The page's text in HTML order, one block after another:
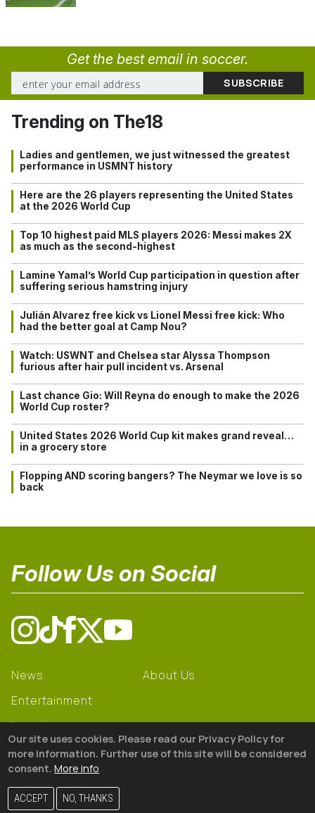
Get the best email in soccer.
Trending on The18
Ladies and gentlemen, we just witnessed the greatest
performance in USMNT history
Here are the 26 players representing the United States
at the 2026 World Cup
Top 10 highest paid MLS players 2026: Messi makes 2X
as much as the second-highest
Lamine Yamal’s World Cup participation in question after
suffering serious hamstring injury
Julián Alvarez free kick vs Lionel Messi free kick: Who
had the better goal at Camp Nou?
Watch: USWNT and Chelsea star Alyssa Thompson
furious after hair pull incident vs. Arsenal
Last chance Gio: Will Reyna do enough to make the 2026
World Cup roster?
United States 2026 World Cup kit makes grand reveal…
in a grocery store
Flopping AND scoring bangers? The Neymar we love is so
back
Follow Us on Social
News
Entertainment
Learning
Gear
About Us
© 2026 The18
Our site uses cookies. Please read our Privacy Policy for
more information. Further use of this site will be considered
consent. More info
ACCEPT NO, THANKS